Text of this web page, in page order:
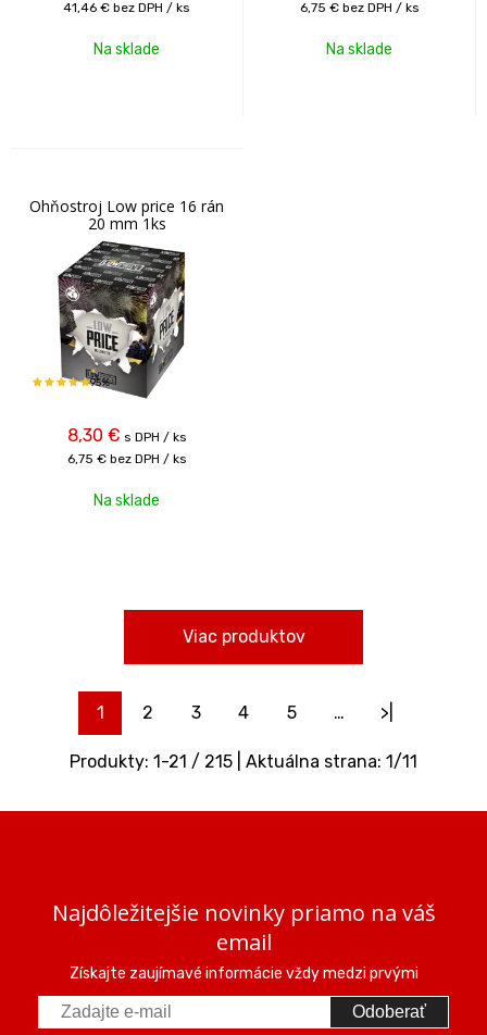
41,46 € bez DPH / ks
Na sklade
6,75 € bez DPH / ks
Na sklade
Ohňostroj Low price 16 rán
20 mm 1ks
95%
8,30 € s DPH / ks
6,75 € bez DPH / ks
Na sklade
Viac produktov
1 2 3 4 5 … >|
Produkty: 1-21 / 215 | Aktuálna strana: 1/11
Najdôležitejšie novinky priamo na váš
email
Získajte zaujímavé informácie vždy medzi prvými
Odoberať